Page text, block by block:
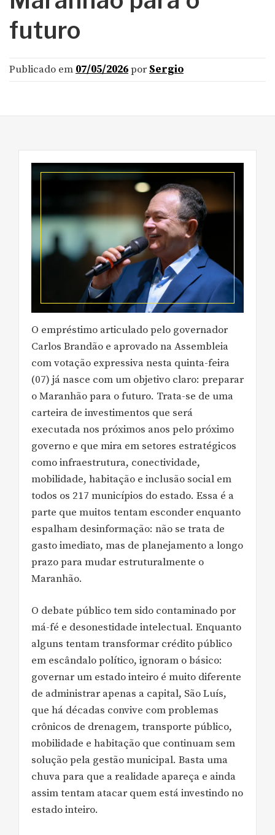
futuro
Publicado em 07/05/2026por Sergio
O empréstimo articulado pelo governador
Carlos Brandão e aprovado na Assembleia
com votação expressiva nesta quinta-feira
(07) já nasce com um objetivo claro: preparar
o Maranhão para o futuro. Trata-se de uma
carteira de investimentos que será
executada nos próximos anos pelo próximo
governo e que mira em setores estratégicos
como infraestrutura, conectividade,
mobilidade, habitação e inclusão social em
todos os 217 municípios do estado. Essa é a
parte que muitos tentam esconder enquanto
espalham desinformação: não se trata de
gasto imediato, mas de planejamento a longo
prazo para mudar estruturalmente o
Maranhão.
O debate público tem sido contaminado por
má-fé e desonestidade intelectual. Enquanto
alguns tentam transformar crédito público
em escândalo político, ignoram o básico:
governar um estado inteiro é muito diferente
de administrar apenas a capital, São Luís,
que há décadas convive com problemas
crônicos de drenagem, transporte público,
mobilidade e habitação que continuam sem
solução pela gestão municipal. Basta uma
chuva para que a realidade apareça e ainda
assim tentam atacar quem está investindo no
estado inteiro.